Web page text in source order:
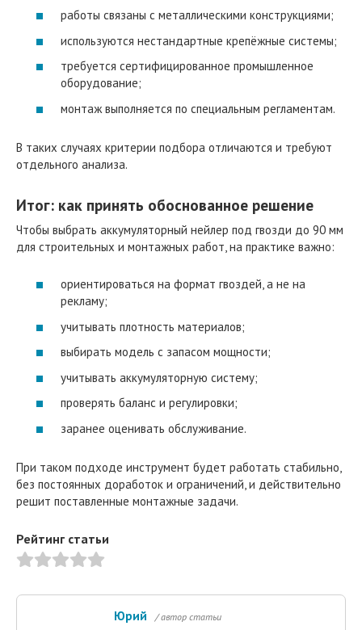
работы связаны с металлическими конструкциями;
используются нестандартные крепёжные системы;
требуется сертифицированное промышленное
оборудование;
монтаж выполняется по специальным регламентам.
В таких случаях критерии подбора отличаются и требуют
отдельного анализа.
Итог: как принять обоснованное решение
Чтобы выбрать аккумуляторный нейлер под гвозди до 90 мм
для строительных и монтажных работ, на практике важно:
ориентироваться на формат гвоздей, а не на
рекламу;
учитывать плотность материалов;
выбирать модель с запасом мощности;
учитывать аккумуляторную систему;
проверять баланс и регулировки;
заранее оценивать обслуживание.
При таком подходе инструмент будет работать стабильно,
без постоянных доработок и ограничений, и действительно
решит поставленные монтажные задачи.
Рейтинг статьи
Юрий / автор статьи